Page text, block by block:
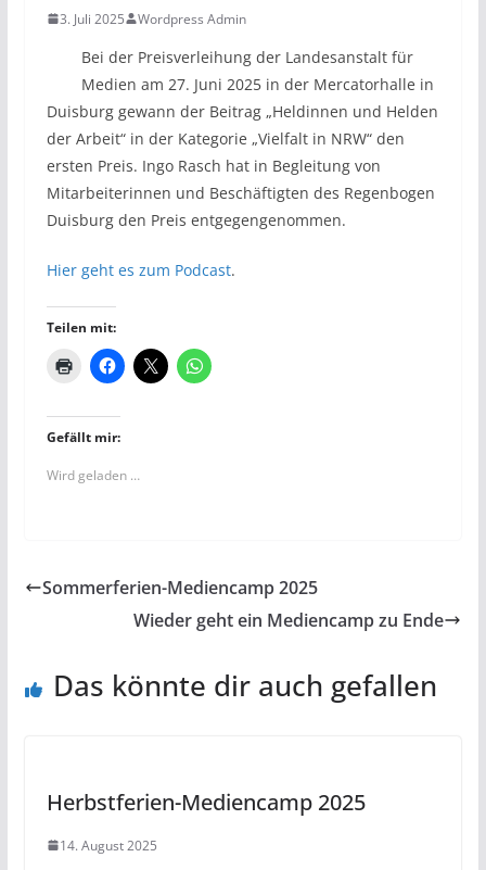
3. Juli 2025 Wordpress Admin
Bei der Preisverleihung der Landesanstalt für
Medien am 27. Juni 2025 in der Mercatorhalle in
Duisburg gewann der Beitrag „Heldinnen und Helden
der Arbeit“ in der Kategorie „Vielfalt in NRW“ den
ersten Preis. Ingo Rasch hat in Begleitung von
Mitarbeiterinnen und Beschäftigten des Regenbogen
Duisburg den Preis entgegengenommen.
Hier geht es zum Podcast.
Teilen mit:
Gefällt mir:
Wird geladen …
Sommerferien-Mediencamp 2025
Wieder geht ein Mediencamp zu Ende
Das könnte dir auch gefallen
Herbstferien-Mediencamp 2025
14. August 2025